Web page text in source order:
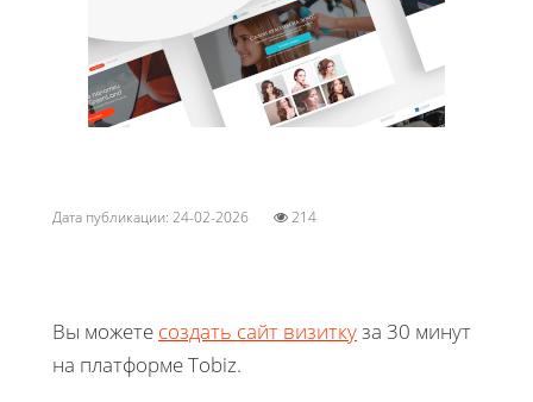
Дата публикации: 24-02-2026 214
Вы можете создать сайт визиткуза 30 минут
на платформе Tobiz.